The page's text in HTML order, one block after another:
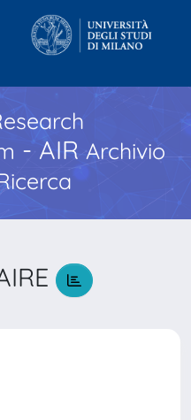
- AIR Archivio